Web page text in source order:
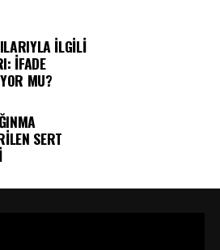
İLGİLİ
İFADE
MU?
SERT